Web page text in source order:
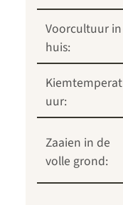
Voorcultuur in
huis:
Kiemtemperat
uur:
Zaaien in de
volle grond: